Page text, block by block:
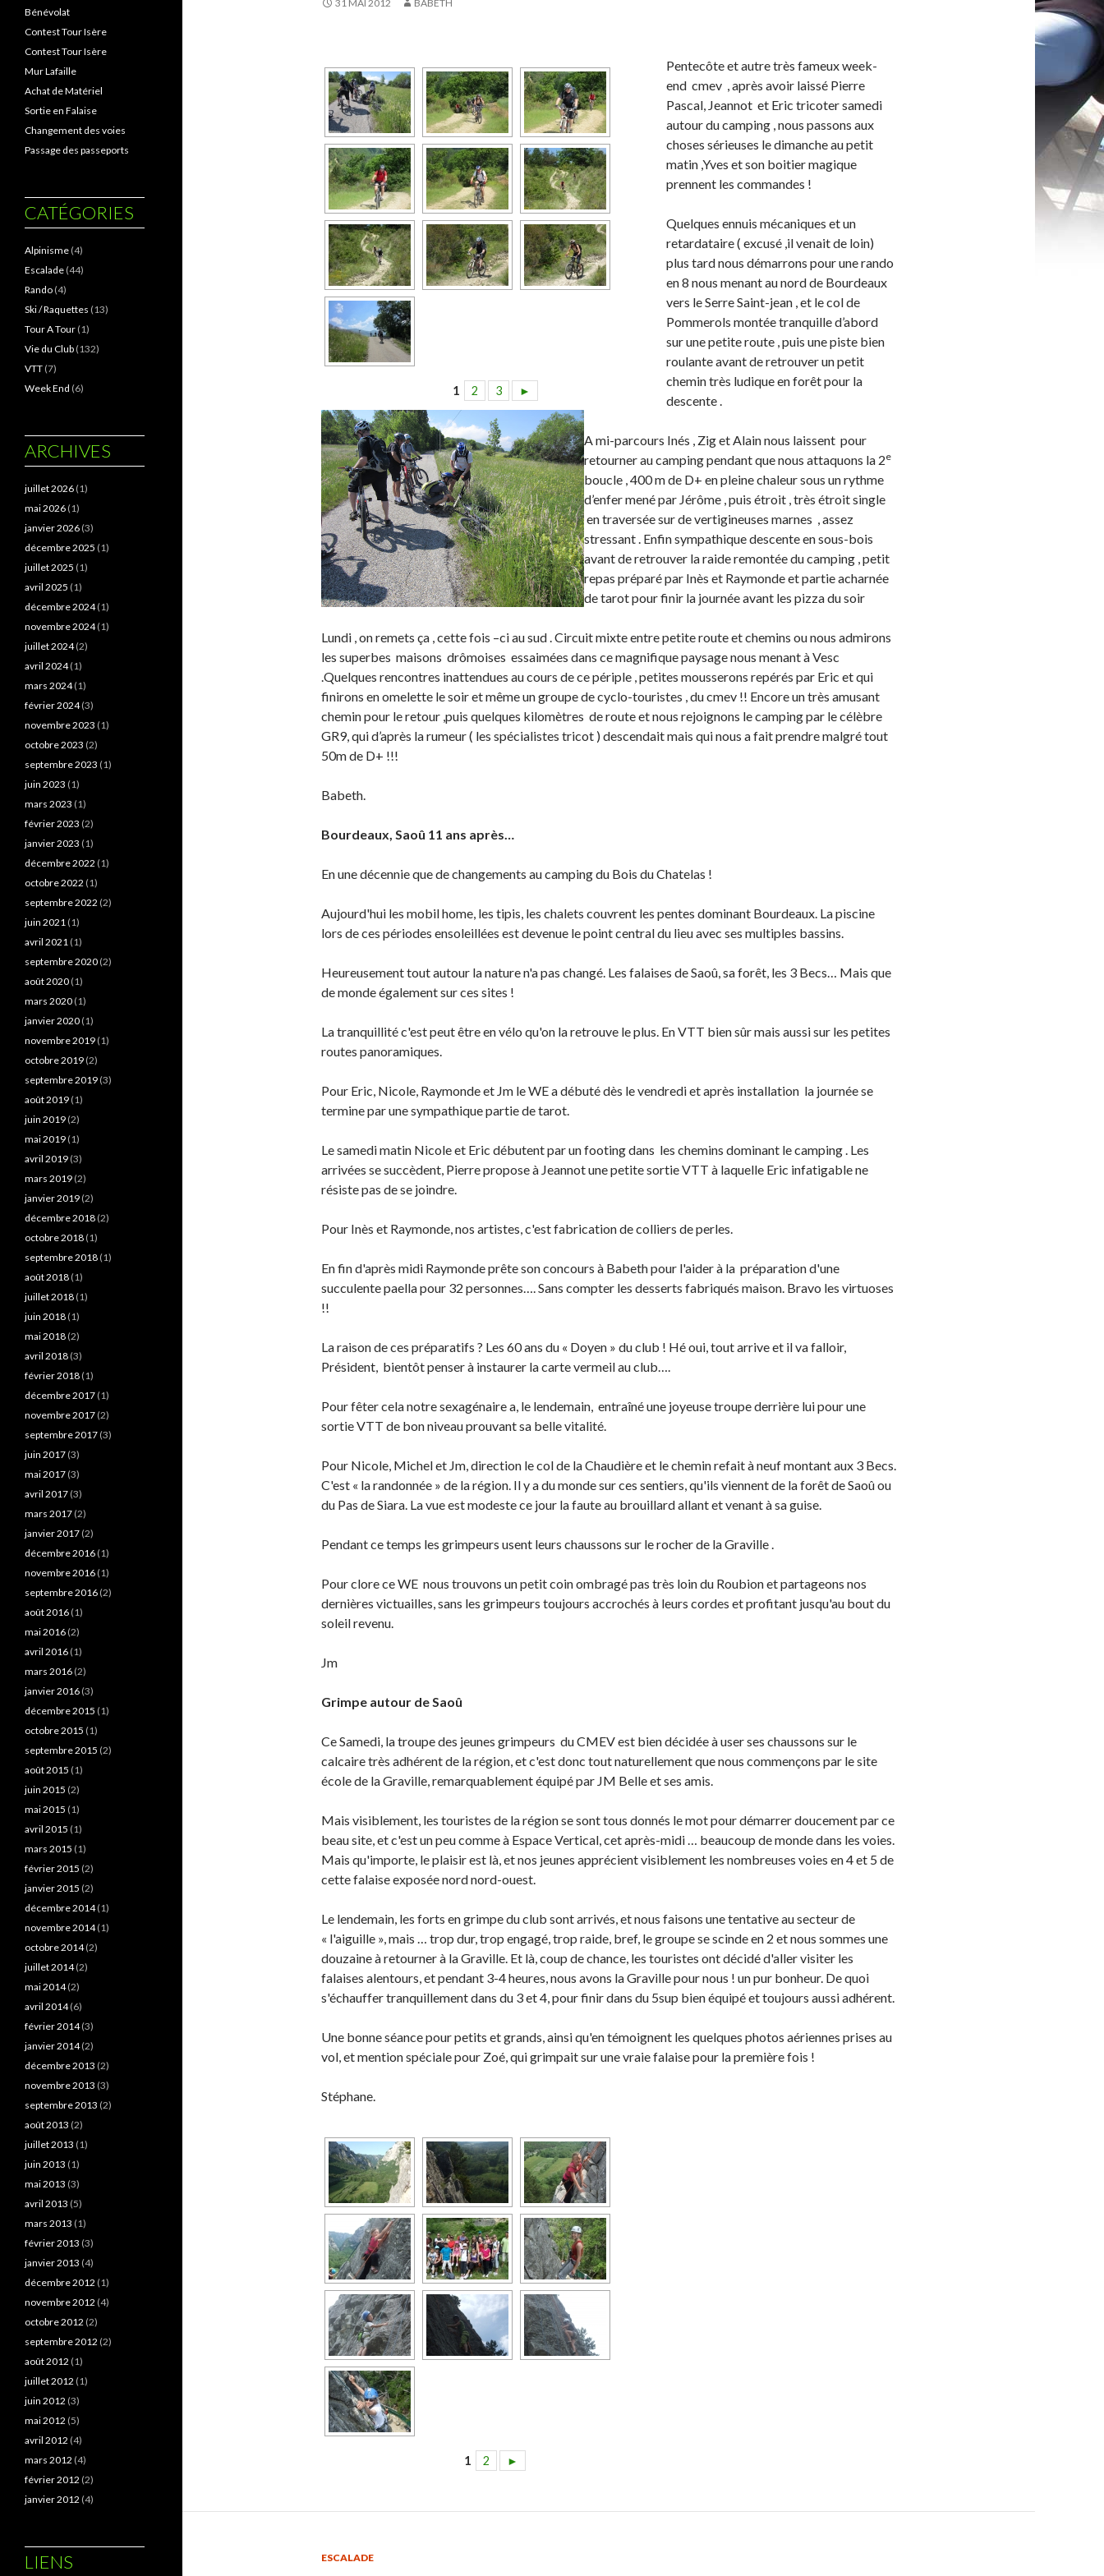
31 MAI 2012 BABETH
1 2 3 ►
Pentecôte et autre très fameux week-
end cmev , après avoir laissé Pierre
Pascal, Jeannot et Eric tricoter samedi
autour du camping , nous passons aux
choses sérieuses le dimanche au petit
matin ,Yves et son boitier magique
prennent les commandes !
Quelques ennuis mécaniques et un
retardataire ( excusé ,il venait de loin)
plus tard nous démarrons pour une rando
en 8 nous menant au nord de Bourdeaux
vers le Serre Saint-jean , et le col de
Pommerols montée tranquille d’abord
sur une petite route , puis une piste bien
roulante avant de retrouver un petit
chemin très ludique en forêt pour la
descente .
A mi-parcours Inés , Zig et Alain nous laissent pour
retourner au camping pendant que nous attaquons la 2e
boucle , 400 m de D+ en pleine chaleur sous un rythme
d’enfer mené par Jérôme , puis étroit , très étroit single
en traversée sur de vertigineuses marnes , assez
stressant . Enfin sympathique descente en sous-bois
avant de retrouver la raide remontée du camping , petit
repas préparé par Inès et Raymonde et partie acharnée
de tarot pour finir la journée avant les pizza du soir
Lundi , on remets ça , cette fois –ci au sud . Circuit mixte entre petite route et chemins ou nous admirons
les superbes maisons drômoises essaimées dans ce magnifique paysage nous menant à Vesc
.Quelques rencontres inattendues au cours de ce périple , petites mousserons repérés par Eric et qui
finirons en omelette le soir et même un groupe de cyclo-touristes , du cmev !! Encore un très amusant
chemin pour le retour ,puis quelques kilomètres de route et nous rejoignons le camping par le célèbre
GR9, qui d’après la rumeur ( les spécialistes tricot ) descendait mais qui nous a fait prendre malgré tout
50m de D+ !!!
Babeth.
Bourdeaux, Saoû 11 ans après…
En une décennie que de changements au camping du Bois du Chatelas !
Aujourd'hui les mobil home, les tipis, les chalets couvrent les pentes dominant Bourdeaux. La piscine
lors de ces périodes ensoleillées est devenue le point central du lieu avec ses multiples bassins.
Heureusement tout autour la nature n'a pas changé. Les falaises de Saoû, sa forêt, les 3 Becs… Mais que
de monde également sur ces sites !
La tranquillité c'est peut être en vélo qu'on la retrouve le plus. En VTT bien sûr mais aussi sur les petites
routes panoramiques.
Pour Eric, Nicole, Raymonde et Jm le WE a débuté dès le vendredi et après installation la journée se
termine par une sympathique partie de tarot.
Le samedi matin Nicole et Eric débutent par un footing dans les chemins dominant le camping . Les
arrivées se succèdent, Pierre propose à Jeannot une petite sortie VTT à laquelle Eric infatigable ne
résiste pas de se joindre.
Pour Inès et Raymonde, nos artistes, c'est fabrication de colliers de perles.
En fin d'après midi Raymonde prête son concours à Babeth pour l'aider à la préparation d'une
succulente paella pour 32 personnes…. Sans compter les desserts fabriqués maison. Bravo les virtuoses
!!
La raison de ces préparatifs ? Les 60 ans du « Doyen » du club ! Hé oui, tout arrive et il va falloir,
Président, bientôt penser à instaurer la carte vermeil au club….
Pour fêter cela notre sexagénaire a, le lendemain, entraîné une joyeuse troupe derrière lui pour une
sortie VTT de bon niveau prouvant sa belle vitalité.
Pour Nicole, Michel et Jm, direction le col de la Chaudière et le chemin refait à neuf montant aux 3 Becs.
C'est « la randonnée » de la région. Il y a du monde sur ces sentiers, qu'ils viennent de la forêt de Saoû ou
du Pas de Siara. La vue est modeste ce jour la faute au brouillard allant et venant à sa guise.
Pendant ce temps les grimpeurs usent leurs chaussons sur le rocher de la Graville .
Pour clore ce WE nous trouvons un petit coin ombragé pas très loin du Roubion et partageons nos
dernières victuailles, sans les grimpeurs toujours accrochés à leurs cordes et profitant jusqu'au bout du
soleil revenu.
Jm
Grimpe autour de Saoû
Ce Samedi, la troupe des jeunes grimpeurs du CMEV est bien décidée à user ses chaussons sur le
calcaire très adhérent de la région, et c'est donc tout naturellement que nous commençons par le site
école de la Graville, remarquablement équipé par JM Belle et ses amis.
Mais visiblement, les touristes de la région se sont tous donnés le mot pour démarrer doucement par ce
beau site, et c'est un peu comme à Espace Vertical, cet après-midi … beaucoup de monde dans les voies.
Mais qu'importe, le plaisir est là, et nos jeunes apprécient visiblement les nombreuses voies en 4 et 5 de
cette falaise exposée nord nord-ouest.
Le lendemain, les forts en grimpe du club sont arrivés, et nous faisons une tentative au secteur de
« l'aiguille », mais … trop dur, trop engagé, trop raide, bref, le groupe se scinde en 2 et nous sommes une
douzaine à retourner à la Graville. Et là, coup de chance, les touristes ont décidé d'aller visiter les
falaises alentours, et pendant 3-4 heures, nous avons la Graville pour nous ! un pur bonheur. De quoi
s'échauffer tranquillement dans du 3 et 4, pour finir dans du 5sup bien équipé et toujours aussi adhérent.
Une bonne séance pour petits et grands, ainsi qu'en témoignent les quelques photos aériennes prises au
vol, et mention spéciale pour Zoé, qui grimpait sur une vraie falaise pour la première fois !
Stéphane.
1 2 ►
ESCALADE
Bénévolat
Contest Tour Isère
Contest Tour Isère
Mur Lafaille
Achat de Matériel
Sortie en Falaise
Changement des voies
Passage des passeports
CATÉGORIES
Alpinisme (4)
Escalade (44)
Rando (4)
Ski / Raquettes (13)
Tour A Tour (1)
Vie du Club (132)
VTT (7)
Week End (6)
ARCHIVES
juillet 2026 (1)
mai 2026 (1)
janvier 2026 (3)
décembre 2025 (1)
juillet 2025 (1)
avril 2025 (1)
décembre 2024(1)
novembre 2024(1)
juillet 2024(2)
avril 2024(1)
mars 2024(1)
février 2024(3)
novembre 2023 (1)
octobre 2023 (2)
septembre 2023 (1)
juin 2023 (1)
mars 2023 (1)
février 2023 (2)
janvier 2023 (1)
décembre 2022 (1)
octobre 2022 (1)
septembre 2022 (2)
juin 2021 (1)
avril 2021 (1)
septembre 2020 (2)
août 2020 (1)
mars 2020 (1)
janvier 2020 (1)
novembre 2019 (1)
octobre 2019 (2)
septembre 2019 (3)
août 2019 (1)
juin 2019 (2)
mai 2019 (1)
avril 2019 (3)
mars 2019 (2)
janvier 2019 (2)
décembre 2018 (2)
octobre 2018 (1)
septembre 2018 (1)
août 2018 (1)
juillet 2018 (1)
juin 2018 (1)
mai 2018 (2)
avril 2018 (3)
février 2018 (1)
décembre 2017 (1)
novembre 2017 (2)
septembre 2017 (3)
juin 2017 (3)
mai 2017 (3)
avril 2017 (3)
mars 2017 (2)
janvier 2017 (2)
décembre 2016 (1)
novembre 2016 (1)
septembre 2016 (2)
août 2016 (1)
mai 2016 (2)
avril 2016 (1)
mars 2016 (2)
janvier 2016 (3)
décembre 2015 (1)
octobre 2015 (1)
septembre 2015 (2)
août 2015 (1)
juin 2015 (2)
mai 2015 (1)
avril 2015 (1)
mars 2015 (1)
février 2015 (2)
janvier 2015 (2)
décembre 2014(1)
novembre 2014(1)
octobre 2014(2)
juillet 2014(2)
mai 2014(2)
avril 2014(6)
février 2014(3)
janvier 2014(2)
décembre 2013 (2)
novembre 2013 (3)
septembre 2013 (2)
août 2013 (2)
juillet 2013 (1)
juin 2013 (1)
mai 2013 (3)
avril 2013 (5)
mars 2013 (1)
février 2013 (3)
janvier 2013 (4)
décembre 2012 (1)
novembre 2012 (4)
octobre 2012 (2)
septembre 2012 (2)
août 2012 (1)
juillet 2012 (1)
juin 2012 (3)
mai 2012 (5)
avril 2012 (4)
mars 2012 (4)
février 2012 (2)
janvier 2012 (4)
LIENS